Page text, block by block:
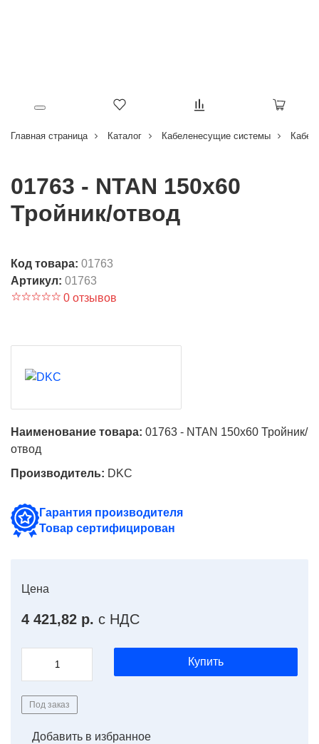
Главная страница Каталог Кабеленесущие системы
01763 - NTAN 150x60
Тройник/отвод
Код товара: 01763
Артикул: 01763
0 отзывов
Наименование товара: 01763 - NTAN 150x60 Тройник/
отвод
Производитель: DKC
Гарантия производителя
Товар сертифицирован
Цена
4 421,82 р. с НДС
Купить
Под заказ
Добавить в избранное